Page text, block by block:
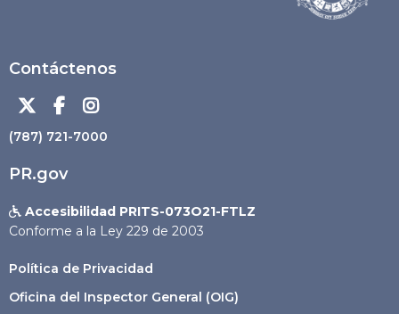
Contáctenos
  
(787) 721-7000
PR.gov
 Accesibilidad PRITS-073O21-FTLZ
Conforme a la Ley 229 de 2003
Política de Privacidad
Oficina del Inspector General (OIG)